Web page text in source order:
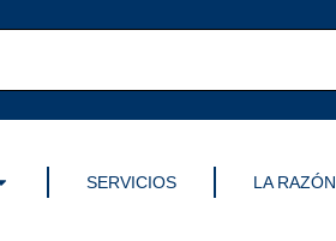
SERVICIOS LA RAZÓN